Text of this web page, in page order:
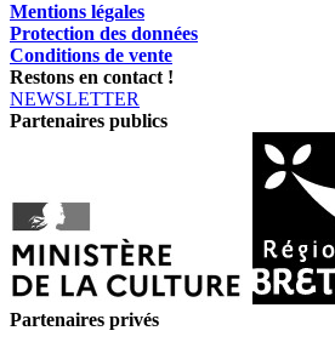
Mentions légales
Protection des données
Conditions de vente
Restons en contact !
NEWSLETTER
Partenaires publics
Partenaires privés